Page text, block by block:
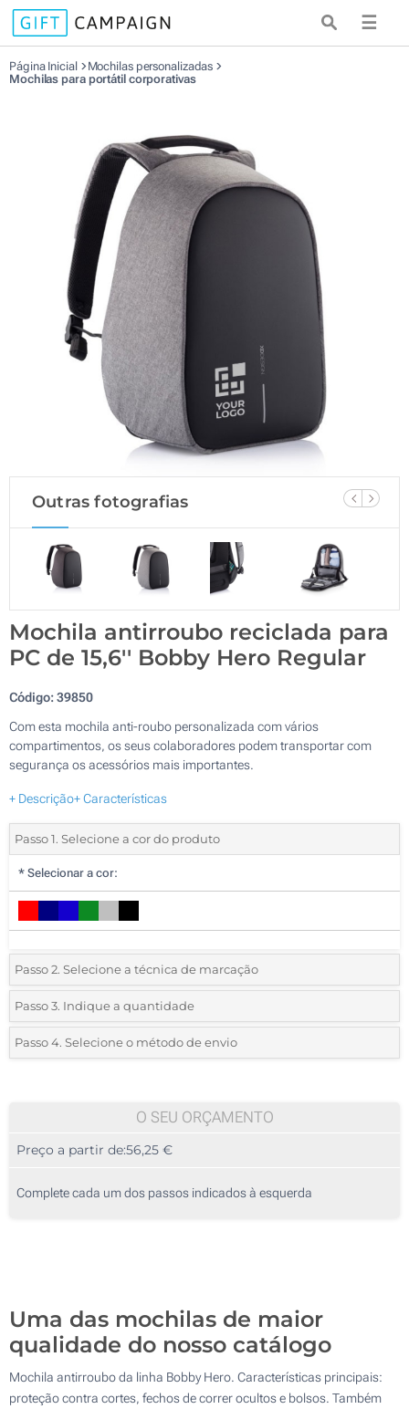
☰
Página Inicial
Mochilas personalizadas
Mochilas para portátil corporativas
Outras fotografias
Mochila antirroubo reciclada para
PC de 15,6'' Bobby Hero Regular
Código:39850
Com esta mochila anti-roubo personalizada com vários
compartimentos, os seus colaboradores podem transportar com
segurança os acessórios mais importantes.
+ Descrição+ Características
Passo 1. Selecione a cor do produto
* Selecionar a cor:
Passo 2. Selecione a técnica de marcação
*Selecione o tipo de marcação e as cores do logotipo:
1 Cor (Na frente)
Passo 3. Indique a quantidade
*Quantidade mínima:5
10
25
Passo 4. Selecione o método de envio
O SEU ORÇAMENTO
Preço a partir de:56,25 €
Complete cada um dos passos indicados à esquerda
Uma das mochilas de maior
qualidade do nosso catálogo
Mochila antirroubo da linha Bobby Hero. Características principais:
proteção contra cortes, fechos de correr ocultos e bolsos. Também